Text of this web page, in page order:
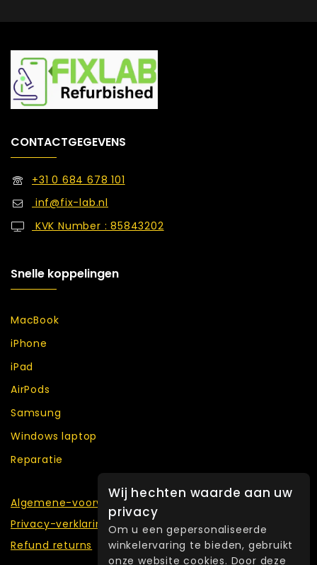
CONTACTGEGEVENS
+31 0 684 678 101
inf@fix-lab.nl
KVK Number : 85843202
Snelle koppelingen
MacBook
iPhone
iPad
AirPods
Samsung
Windows laptop
Reparatie
Algemene-voorwaarden
Privacy-verklaring
Refund returns
Wij hechten waarde aan uw
privacy
Om u een gepersonaliseerde
winkelervaring te bieden, gebruikt
onze website cookies. Door deze